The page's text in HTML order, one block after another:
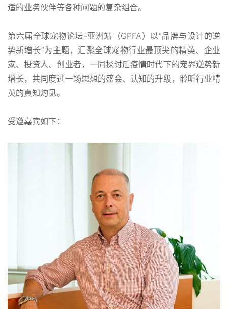
适的业务伙伴等各种问题的复杂组合。
第六届全球宠物论坛-亚洲站（GPFA）以“品牌与设计的逆
势新增长”为主题，汇聚全球宠物行业最顶尖的精英、企业
家、投资人、创业者，一同探讨后疫情时代下的宠界逆势新
增长，共同度过一场思想的盛会、认知的升级，聆听行业精
英的真知灼见。
受邀嘉宾如下：